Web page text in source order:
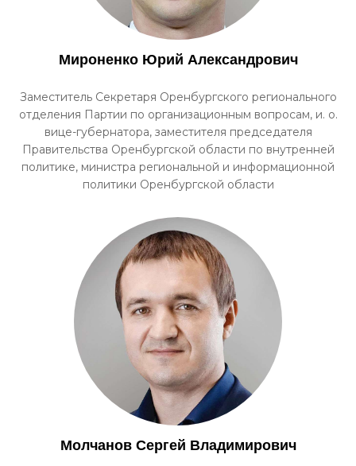
Мироненко Юрий Александрович
Заместитель Секретаря Оренбургского регионального
отделения Партии по организационным вопросам, и. о.
вице-губернатора, заместителя председателя
Правительства Оренбургской области по внутренней
политике, министра региональной и информационной
политики Оренбургской области
Молчанов Сергей Владимирович